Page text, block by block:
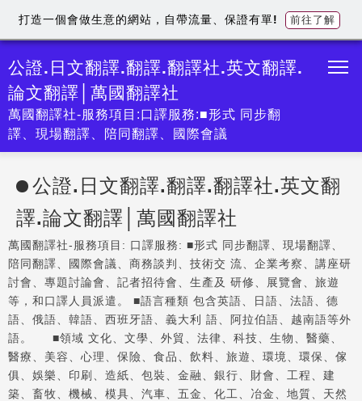
公證.日文翻譯.翻譯.翻譯社.英文翻譯.
論文翻譯│萬國翻譯社
萬國翻譯社-服務項目:口譯服務:■形式 同步翻
譯、現場翻譯、陪同翻譯、國際會議
公證.日文翻譯.翻譯.翻譯社.英文翻
譯.論文翻譯│萬國翻譯社
萬國翻譯社-服務項目: 口譯服務: ■形式 同步翻譯、現場翻譯、
陪同翻譯、國際會議、商務談判、技術交 流、企業考察、講座研
討會、專題討論會、記者招待會、生產及 研修、展覽會、旅遊
等，和口譯人員派遣。 ■語言種類 包含英語、日語、法語、德
語、俄語、韓語、西班牙語、義大利 語、阿拉伯語、越南語等外
語。 ■領域 文化、文學、外貿、法律、科技、生物、醫藥、
醫療、美容、心理、保險、食品、飲料、旅遊、環境、環保、傢
俱、娛樂、印刷、造紙、包裝、金融、銀行、財會、工程、建
築、畜牧、機械、模具、汽車、五金、化工、冶金、地質、天然
打造一個會做生意的網站，自帶流量、保證有單! 前往了解